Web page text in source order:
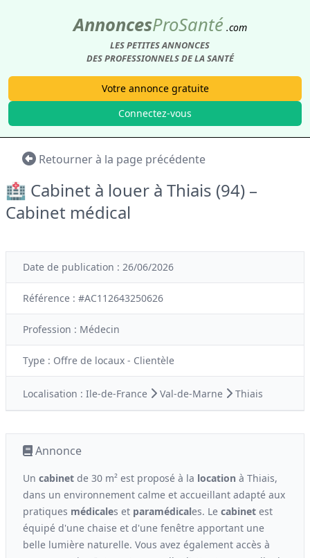
AnnoncesProSanté .com
LES PETITES ANNONCES
DES PROFESSIONNELS DE LA SANTÉ
Votre annonce gratuite
Connectez-vous
Retourner à la page précédente
🏥 Cabinet à louer à Thiais (94) –
Cabinet médical
Date de publication : 26/06/2026
Référence : #AC112643250626
Profession : Médecin
Type : Offre de locaux - Clientèle
Localisation : Ile-de-France Val-de-Marne Thiais
Annonce
Un cabinet de 30 m² est proposé à la location à Thiais,
dans un environnement calme et accueillant adapté aux
pratiques médicales et paramédicales. Le cabinet est
équipé d'une chaise et d'une fenêtre apportant une
belle lumière naturelle. Vous avez également accès à